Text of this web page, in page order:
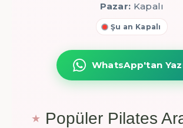
Pazar: Kapalı
Şu an Kapalı
WhatsApp'tan
Popüler Pilates